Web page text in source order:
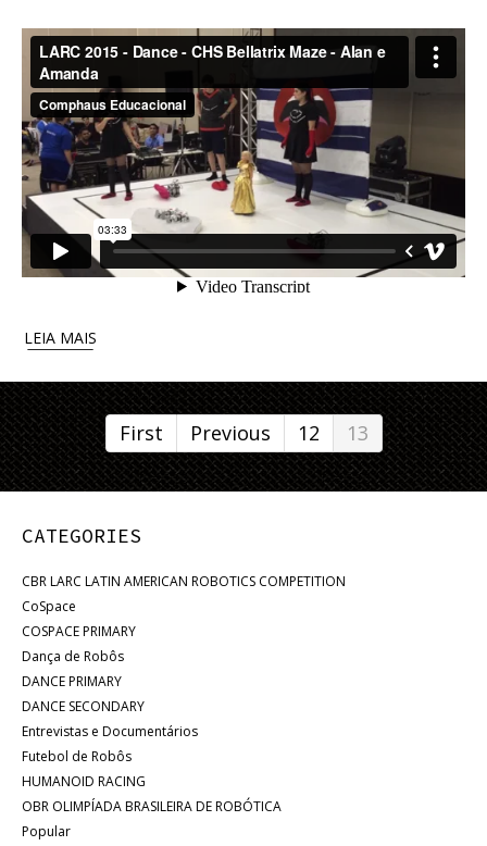
LEIA MAIS
First Previous 12 13
CATEGORIES
CBR LARC LATIN AMERICAN ROBOTICS COMPETITION
CoSpace
COSPACE PRIMARY
Dança de Robôs
DANCE PRIMARY
DANCE SECONDARY
Entrevistas e Documentários
Futebol de Robôs
HUMANOID RACING
OBR OLIMPÍADA BRASILEIRA DE ROBÓTICA
Popular